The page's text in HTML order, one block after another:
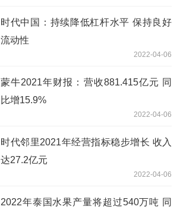
时代中国：持续降低杠杆水平 保持良好
流动性
2022-04-06
蒙牛2021年财报：营收881.415亿元 同
比增15.9%
2022-04-06
时代邻里2021年经营指标稳步增长 收入
达27.2亿元
2022-04-06
2022年泰国水果产量将超过540万吨 同